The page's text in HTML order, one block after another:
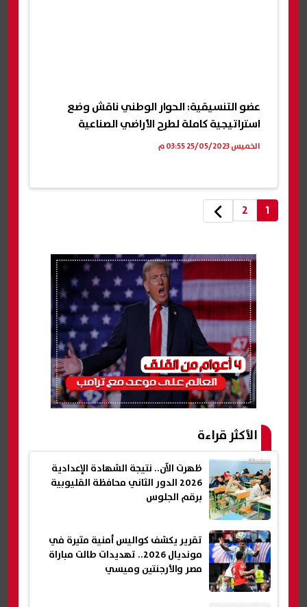
عضو التنسيقية: الحوار الوطني ناقش وضع
استراتيجية كاملة لطرح الأراضي الصناعية
الخميس 25/05/2023 03:55 م
1
2
الأكثر قراءة
ظهرت الآن.. نتيجة الشهادة الإعدادية
2026 الدور الثاني محافظة القليوبية
برقم الجلوس
تقرير يكشف كواليس أمنية مثيرة في
مونديال 2026.. تهديدات طالت مباراة
مصر والأرجنتين وميسي